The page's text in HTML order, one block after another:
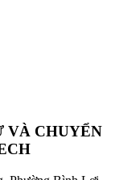
VÀ CHUYỂN